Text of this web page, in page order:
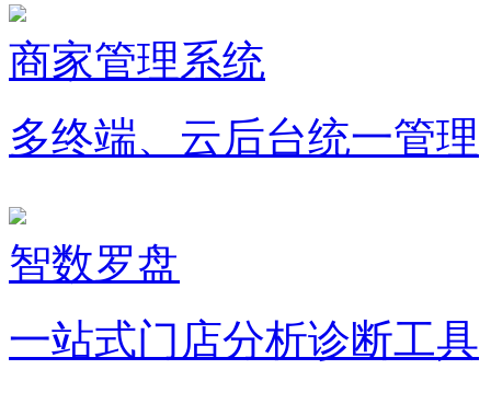
商家管理系统
多终端、云后台统一管理
智数罗盘
一站式门店分析诊断工具